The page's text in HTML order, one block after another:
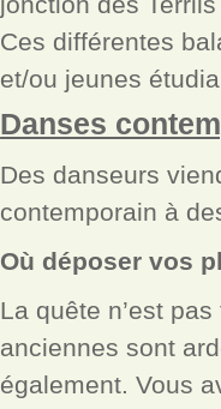
Ces différentes
et/ou jeunes
Danses
Des danseurs
contemporain à
Où déposer vos
La quête n’est
anciennes sont
également. Vous